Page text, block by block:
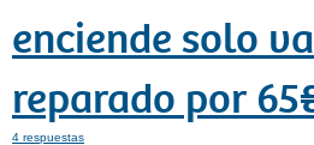
enciende solo
reparado por
4 respuestas